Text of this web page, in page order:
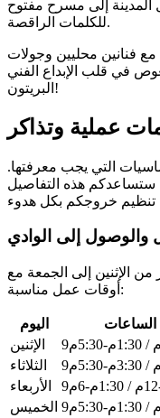
المدينة إلى مسرح مفتوح
للكلمات الراقصة.
مع فنانين محليين وجولات
في قلب الإبداع الفني
البريتون!
عملية وتذاكر
التي يجب معرفتها.
ستساعدكم هذه التفاصيل
والوصول إلى الوادي
من الإثنين إلى الجمعة مع
أوقات عمل مناسبة:
اليوم
الساعات
الإثنين
الثلاثاء
الأربعاء
الخميس